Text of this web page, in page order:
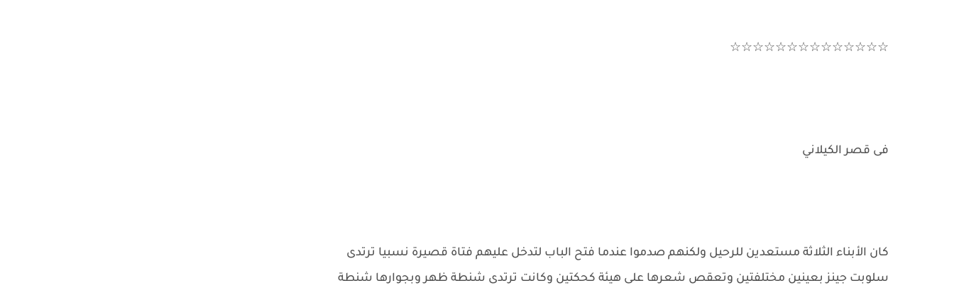
☆☆☆☆☆☆☆☆☆☆☆☆☆☆
فى قصر الكيلاني
كان الأبناء الثلاثة مستعدين للرحيل ولكنهم صدموا عندما فتح الباب لتدخل عليهم فتاة قصيرة نسبيا ترتدى
سلوبت جينز بعينين مختلفتين وتعقص شعرها على هيئة كحكتين وكانت ترتدى شنطة ظهر وبجوارها شنطة